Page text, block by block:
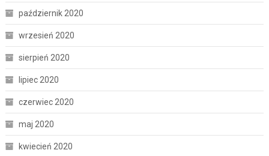
październik 2020
wrzesień 2020
sierpień 2020
lipiec 2020
czerwiec 2020
maj 2020
kwiecień 2020